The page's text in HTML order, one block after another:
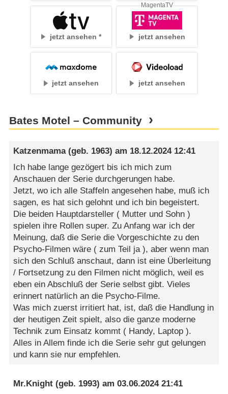
jetzt ansehen jetzt ansehen
MagentaTV
jetzt ansehen jetzt ansehen
Bates Motel – Community
Katzenmama(geb. 1963) am 18.12.2024 12:41
Ich habe lange gezögert bis ich mich zum
Anschauen der Serie durchgerungen habe.
Jetzt, wo ich alle Staffeln angesehen habe, muß ich
sagen, es hat sich gelohnt und ich bin begeistert.
Die beiden Hauptdarsteller ( Mutter und Sohn )
spielen ihre Rollen super. Zu Anfang war ich der
Meinung, daß die Serie die Vorgeschichte zu den
Psycho-Filmen wäre ( zum Teil ja ), aber wenn man
sich den Schluß anschaut, dann ist eine Überleitung
/ Fortsetzung zu den Filmen nicht möglich, weil es
eben ein Abschluß der Serie selbst gibt. Vieles
erinnert natürlich an die Psycho-Filme.
Was mich zuerst irritiert hat, ist, daß die Handlung in
der heutigen Zeit spielt, also die ganze moderne
Technik zum Einsatz kommt ( Handy, Laptop ).
Alles in Allem finde ich die Serie sehr gut gelungen
und kann sie nur empfehlen.
Mr.Knight (geb. 1993) am03.06.2024 21:41